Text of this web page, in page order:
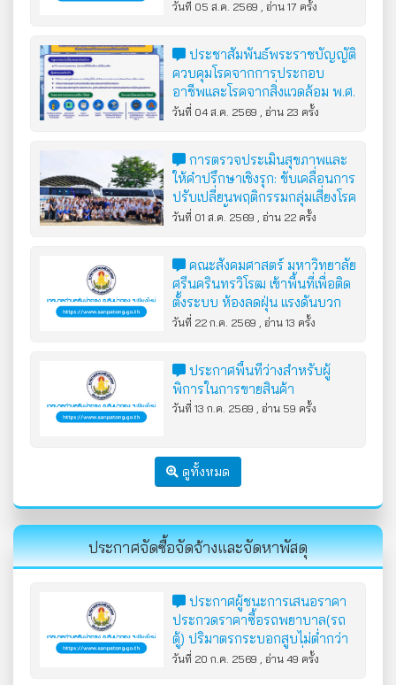
แมวเพศเมียประจำปี 2569 ครั้งที่
วันที่ 05 ส.ค. 2569 , อ่าน 17 ครั้ง
ประชาสัมพันธ์พระราชบัญญัติ
ควบคุมโรคจากการประกอบ
อาชีพและโรคจากสิ่งแวดล้อม พ.ศ.
2562
วันที่ 04 ส.ค. 2569 , อ่าน 23 ครั้ง
การตรวจประเมินสุขภาพและ
ให้คำปรึกษาเชิงรุก: ขับเคลื่อนการ
ปรับเปลี่ยนพฤติกรรมกลุ่มเสี่ยงโรค
ไม่ติดต่อเรื้อรัง (NCDs)
วันที่ 01 ส.ค. 2569 , อ่าน 22 ครั้ง
คณะสังคมศาสตร์ มหาวิทยาลัย
ศรีนครินทรวิโรฒ เข้าพื้นที่เพื่อติด
ตั้งระบบ ห้องลดฝุ่น แรงดันบวก
“DustGirl”
วันที่ 22 ก.ค. 2569 , อ่าน 13 ครั้ง
ประกาศพื้นที่ว่างสำหรับผู้
พิการในการขายสินค้า
วันที่ 13 ก.ค. 2569 , อ่าน 59 ครั้ง
ดูทั้งหมด
ประกาศจัดซื้อจัดจ้างและจัดหาพัสดุ
ประกาศผู้ชนะการเสนอราคา
ประกวดราคาซื้อรถพยาบาล(รถ
ตู้) ปริมาตรกระบอกสูบไม่ต่ำกว่า
2,400 ซีซี หรือกำลังเครื่องยนต์
วันที่ 20 ก.ค. 2569 , อ่าน 49 ครั้ง